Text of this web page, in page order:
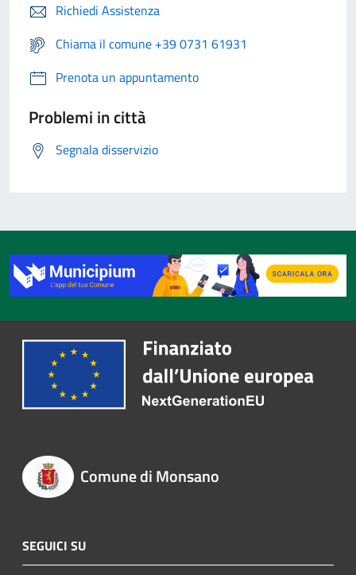
Richiedi Assistenza
Chiama il comune +39 0731 61931
Prenota un appuntamento
Problemi in città
Segnala disservizio
Comune di Monsano
SEGUICI SU